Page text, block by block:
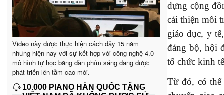
Video này được thực hiện cách đây 15 năm
nhưng hiện nay với sự kết hợp với công nghệ 4.0
mô hình tự học bằng đàn phím sáng đang được
phát triển lên tầm cao mới.
10.000 PIANO HÀN QUỐC TẶNG
dựng cộng
cải thiện môi
giáo dục, y
đảng bộ, hội
tổ chức kinh
Từ đó, có